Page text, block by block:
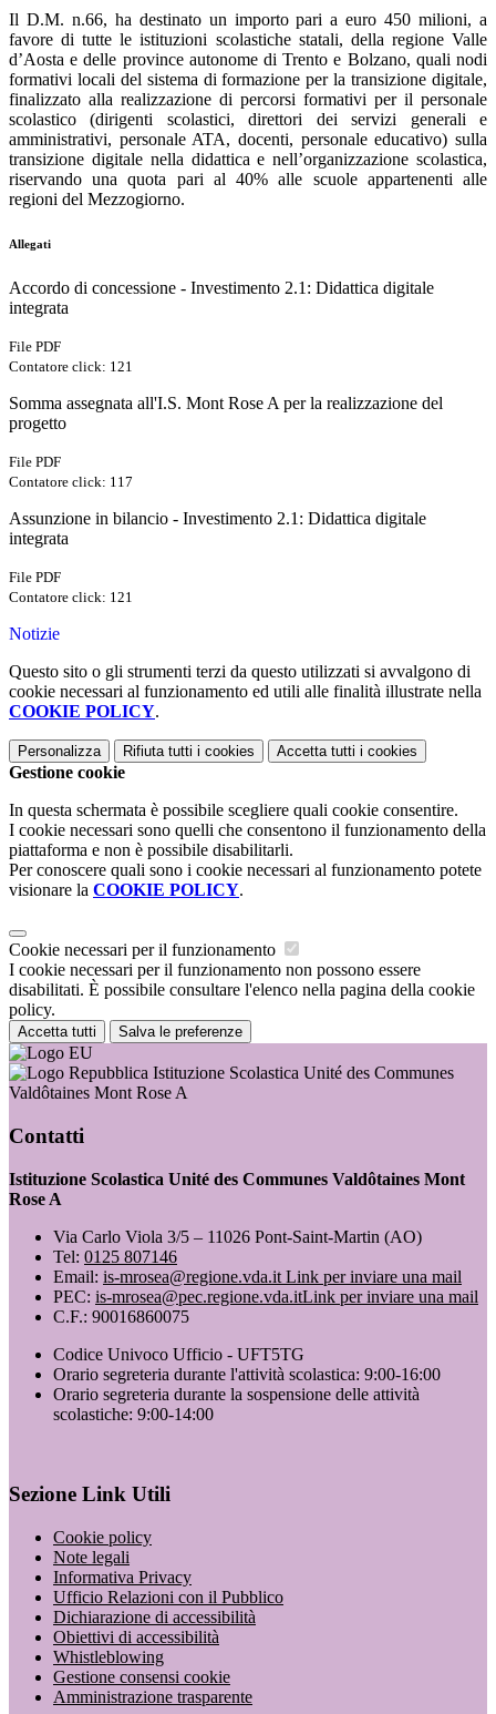
Il D.M. n.66, ha destinato un importo pari a euro 450 milioni, a
favore di tutte le istituzioni scolastiche statali, della regione Valle
d’Aosta e delle province autonome di Trento e Bolzano, quali nodi
formativi locali del sistema di formazione per la transizione digitale,
finalizzato alla realizzazione di percorsi formativi per il personale
scolastico (dirigenti scolastici, direttori dei servizi generali e
amministrativi, personale ATA, docenti, personale educativo) sulla
transizione digitale nella didattica e nell’organizzazione scolastica,
riservando una quota pari al 40% alle scuole appartenenti alle
regioni del Mezzogiorno.
Allegati
Accordo di concessione - Investimento 2.1: Didattica digitale
integrata
File PDF
Contatore click: 121
Somma assegnata all'I.S. Mont Rose A per la realizzazione del
progetto
File PDF
Contatore click: 117
Assunzione in bilancio - Investimento 2.1: Didattica digitale
integrata
File PDF
Contatore click: 121
Notizie
Questo sito o gli strumenti terzi da questo utilizzati si avvalgono di
cookie necessari al funzionamento ed utili alle finalità illustrate nella
COOKIE POLICY.
Personalizza Rifiuta tutti i cookies Accetta tutti i cookies
Gestione cookie
In questa schermata è possibile scegliere quali cookie consentire.
I cookie necessari sono quelli che consentono il funzionamento della
piattaforma e non è possibile disabilitarli.
Per conoscere quali sono i cookie necessari al funzionamento potete
visionare la COOKIE POLICY.
Cookie necessari per il funzionamento
I cookie necessari per il funzionamento non possono essere
disabilitati. È possibile consultare l'elenco nella pagina della cookie
policy.
Accetta tutti Salva le preferenze
Istituzione Scolastica Unité des Communes
Valdôtaines Mont Rose A
Contatti
Istituzione Scolastica Unité des Communes Valdôtaines Mont
Rose A
Via Carlo Viola 3/5 – 11026 Pont-Saint-Martin (AO)
Tel: 0125 807146
Email: is-mrosea@regione.vda.it Link per inviare una mail
PEC: is-mrosea@pec.regione.vda.itLink per inviare una mail
C.F.: 90016860075
Codice Univoco Ufficio - UFT5TG
Orario segreteria durante l'attività scolastica: 9:00-16:00
Orario segreteria durante la sospensione delle attività
scolastiche: 9:00-14:00
Sezione Link Utili
Cookie policy
Note legali
Informativa Privacy
Ufficio Relazioni con il Pubblico
Dichiarazione di accessibilità
Obiettivi di accessibilità
Whistleblowing
Gestione consensi cookie
Amministrazione trasparente